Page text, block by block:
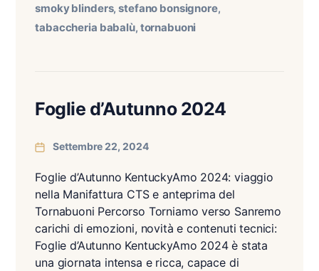
smoky blinders,stefano bonsignore,
tabaccheria babalù, tornabuoni
Foglie d’Autunno 2024
Settembre 22, 2024
Foglie d’Autunno KentuckyAmo 2024: viaggio
nella Manifattura CTS e anteprima del
Tornabuoni Percorso Torniamo verso Sanremo
carichi di emozioni, novità e contenuti tecnici:
Foglie d’Autunno KentuckyAmo 2024 è stata
una giornata intensa e ricca, capace di